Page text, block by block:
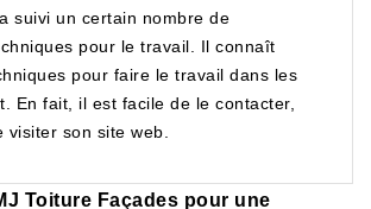
suivi un certain nombre de
pour le travail. Il connaît
pour faire le travail dans les
En fait, il est facile de le contacter,
visiter son site web.
Toiture Façades pour une